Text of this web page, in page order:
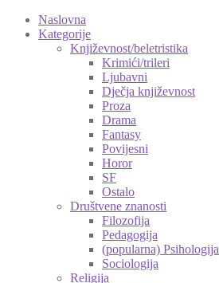
Naslovna
Kategorije
Književnost/beletristika
Krimići/trileri
Ljubavni
Dječja književnost
Proza
Drama
Fantasy
Povijesni
Horor
SF
Ostalo
Društvene znanosti
Filozofija
Pedagogija
(popularna) Psihologija
Sociologija
Religija